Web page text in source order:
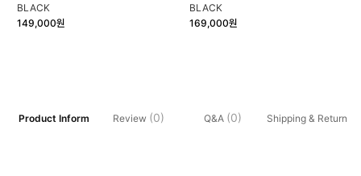
BLACK
149,000원
BLACK
169,000원
Product Inform Review (0) Q&A (0) Shipping & Return